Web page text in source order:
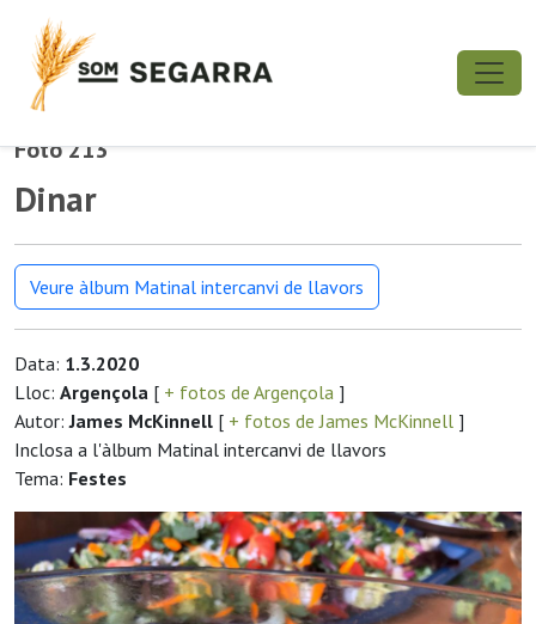
Foto 213
Dinar
Veure àlbum Matinal intercanvi de llavors
Data: 1.3.2020
Lloc: Argençola [ + fotos de Argençola ]
Autor:James McKinnell [ + fotos de James McKinnell ]
Inclosa a l'àlbum Matinal intercanvi de llavors
Tema: Festes